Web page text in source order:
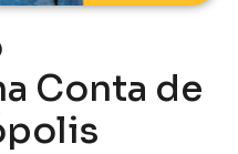
Conta de